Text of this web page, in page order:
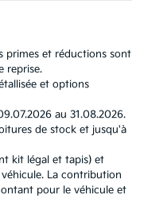
primes et réductions sont
reprise.
et options
au 31.08.2026.
de stock et jusqu'à
kit légal et tapis) et
La contribution
pour le véhicule et